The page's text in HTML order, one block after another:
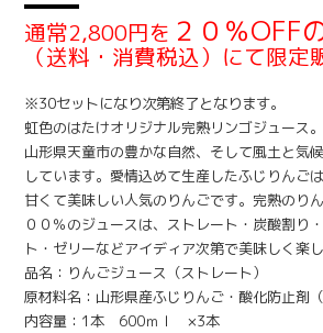
通常2,800円を ２０％OFF
（送料・消費税込）にて限定
※30セットになり次第終了となります。
虹色のはたけオリジナル完熟リンゴジュース。
山形県天童市の豊かな自然、そして風土と気
しています。愛情込めて生産したふじりんご
甘くて美味しい人気のりんごです。完熟のり
００％のジュースは、ストレート・炭酸割り
ト・ゼリーなどアイディア次第で美味しく楽
品名：りんごジュース（ストレート）
原材料名：山形県産ふじりんご・酸化防止剤（
内容量：1本 600ｍｌ ×3本